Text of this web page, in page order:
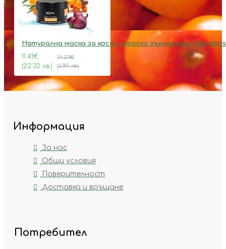
Натурална маска за коса с морски зърнастец,
11.41€
(22.32 лв.)
14.27€
(27.91 лв.)
Информация
За нас
Общи условия
Поверителност
Доставка и връщане
Потребител